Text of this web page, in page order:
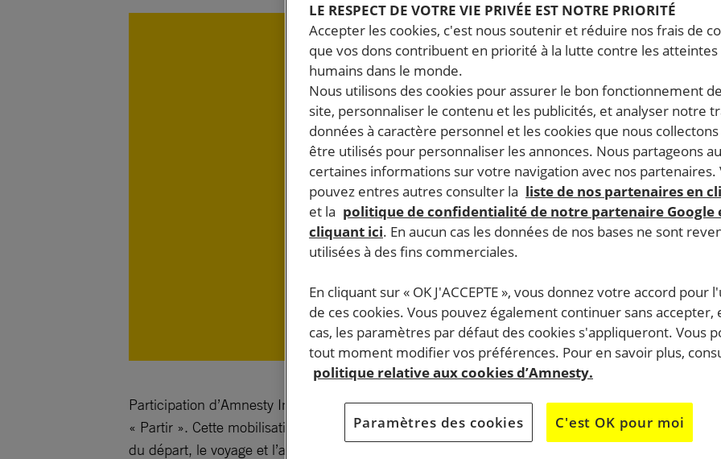
Participation d’Amnesty International au sein d’un collectif d’associations aux Rendez-vous de
« Partir ». Cette mobilisation prendra la forme d’un parcours filmique retraçant sur trois
du départ, le voyage et l’arrivée) pour aboutir à une table ronde intitulée « Migrants et droits
LE RESPECT DE VOTRE VIE PRIVÉE EST NOTRE PRIORITÉ
Accepter les cookies, c'est nous soutenir et réduire nos frais de
que vos dons contribuent en priorité à la lutte contre les
humains dans le monde.
Nous utilisons des cookies pour assurer le bon fonctionnement
site, personnaliser le contenu et les publicités, et analyser notre
données à caractère personnel et les cookies que nous
être utilisés pour personnaliser les annonces. Nous partageons
certaines informations sur votre navigation avec nos partenaires.
pouvez entres autres consulter la liste de nos partenaires en
et la politique de confidentialité de notre partenaire Google
cliquant ici. En aucun cas les données de nos bases ne sont
utilisées à des fins commerciales.
En cliquant sur « OK J'ACCEPTE », vous donnez votre accord pour
de ces cookies. Vous pouvez également continuer sans accepter,
cas, les paramètres par défaut des cookies s'appliqueront. Vous
tout moment modifier vos préférences. Pour en savoir plus,
politique relative aux cookies d’Amnesty.
Paramètres des cookies C'est OK pour moi